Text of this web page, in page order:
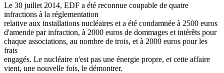
Le 30 juillet 2014, EDF a été reconnue coupable de quatre
infractions à la réglementation
relative aux installations nucléaires et a été condamnée à 2500 euros
d'amende par infraction, à 2000 euros de dommages et intérêts pour
chaque associations, au nombre de trois, et à 2000 euros pour les
frais
engagés. Le nucléaire n'est pas une énergie propre, et cette affaire
vient, une nouvelle fois, le démontrer.